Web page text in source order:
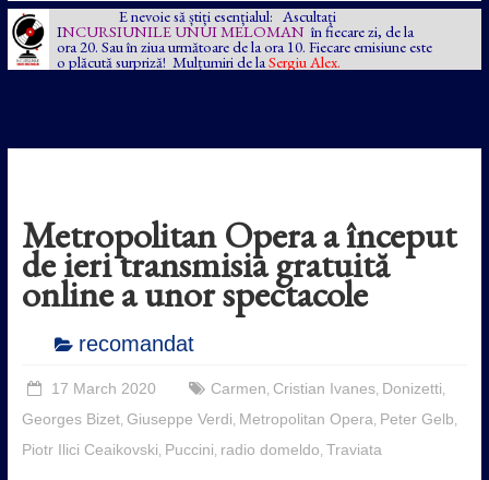
E nevoie să știți esențialul: Ascultați
INCURSIUNILE UNUI MELOMAN în fiecare zi, de la
ora 20. Sau în ziua următoare de la ora 10. Fiecare emisiune este
o plăcută surpriză! Mulțumiri de la Sergiu Alex.
Metropolitan Opera a început
de ieri transmisia gratuită
online a unor spectacole
recomandat
17 March 2020 Carmen Cristian Ivanes, Donizetti
Georges Bizet, Giuseppe Verdi Metropolitan Opera Peter Gelb
Piotr Ilici Ceaikovski Puccini radio domeldo Traviata